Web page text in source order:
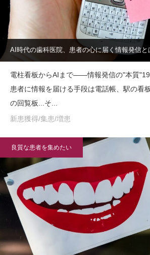
AI時代の歯科医院、患者の心に届く情報発信と
電柱看板からAIまで——情報発信の"本質
患者に情報を届ける手段は電話帳、駅の看
の回覧板...そ...
新患獲得/集患/増患
良質な患者を集めたい